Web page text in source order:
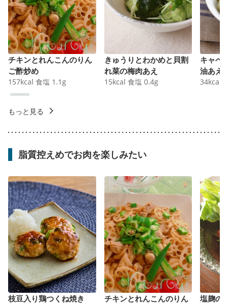
チキンとれんこんのりん
ご酢炒め
157kcal 食塩 1.1 g
きゅうりとわかめと貝割
れ菜の梅肉あえ
15kcal 食塩 0.4g
キャベ
油あえ
34kcal
もっと見る
脂質控えめでお肉を楽しみたい
枝豆入り鶏つくね焼き チキンとれんこんのりん 塩麹の